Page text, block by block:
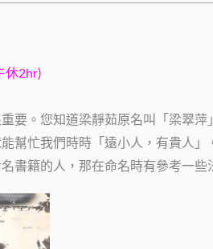
休2hr)
要。您知道梁靜茹原名叫「梁翠
幫忙我們時時「遠小人，有貴人
書籍的人，那在命名時有參考一